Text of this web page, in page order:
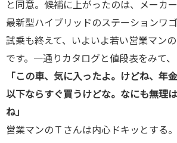
と同意。候補に上がったのは、メーカ
最新型ハイブリッドのステーションワ
試乗も終えて、いよいよ若い営業マン
です。一通りカタログと値段表をみて、
「この車、気に入ったよ。けどね、年
以下ならすぐ買うけどな。なにも無理
ね」
営業マンのＴさんは内心ドキッとする